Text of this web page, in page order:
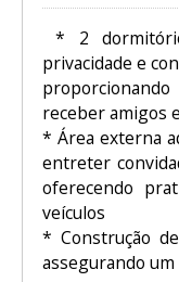
* 2
privacidade e
receber amigos
* Área externa
entreter
oferecendo
veículos
* Construção
assegurando